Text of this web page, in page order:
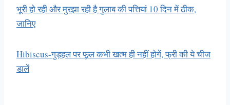
भूरी हो रही और मुरझा रही है गुलाब की पत्तियां 10 दिन में ठीक,
जानिए
Hibiscus-गुड़हल पर फूल कभी खत्म ही नहीं होगें, फ्री की ये चीज
डालें